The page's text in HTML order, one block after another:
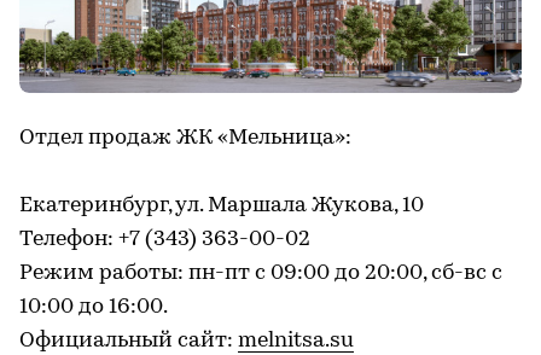
Отдел продаж ЖК «Мельница»:
Екатеринбург, ул. Маршала Жукова, 10
Телефон: +7 (343) 363-00-02
Режим работы: пн-пт с 09:00 до 20:00, сб-вс с
10:00 до 16:00.
Официальный сайт: melnitsa.su